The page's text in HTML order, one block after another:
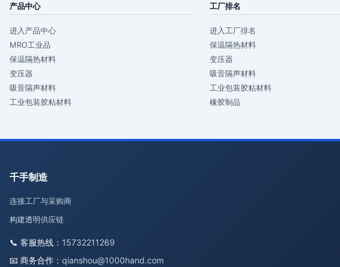
产品中心
进入产品中心
MRO工业品
保温隔热材料
变压器
吸音隔声材料
工业包装胶粘材料
工厂排名
进入工厂排名
保温隔热材料
变压器
吸音隔声材料
工业包装胶粘材料
橡胶制品
千手制造
连接工厂与采购商
构建透明供应链
📞 客服热线： 15732211269
📧 商务合作： qianshou@1000hand.com